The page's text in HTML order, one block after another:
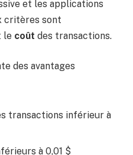
et les applications
critères sont
le coût des transactions.
des avantages
transactions inférieur à
à 0,01 $